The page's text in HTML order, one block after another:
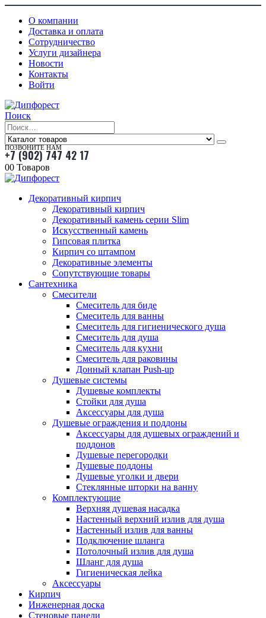
О компании
Доставка и оплата
Сотрудничество
Услуги дизайнера
Новости
Контакты
Войти
Поиск
ПОЗВОНИТЕ НАМ
+7 (902) 747 42 17
00 Товаров
Декоративный кирпич
Декоративный кирпич
Декоративный камень серии Slim
Искусственный камень
Гипсовая плитка
Кирпич со штампом
Декоративные элементы
Сопутствующие товары
Сантехника
Смесители
Смеситель для биде
Смеситель для ванны
Смеситель для гигиенического душа
Смеситель для душа
Смеситель для кухни
Смеситель для раковины
Донный клапан Push-up
Душевые системы
Душевые комплекты
Стойки для душа
Аксессуары для душа
Душевые ограждения и поддоны
Аксессуары для душевых ограждений и
поддонов
Душевые перегородки
Душевые поддоны
Душевые уголки и двери
Стеклянные шторки на ванну
Комплектующие
Верхняя душевая насадка
Настенный верхний излив для душа
Настенный излив для ванны
Подключение шланга
Потолочный излив для душа
Шланг для душа
Гигиеническая лейка
Аксессуары
Кирпич
Инженерная доска
Стеновые панели